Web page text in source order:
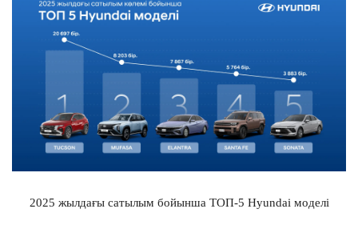
2025 жылдағы сатылым бойынша ТОП-5 Hyundai моделі